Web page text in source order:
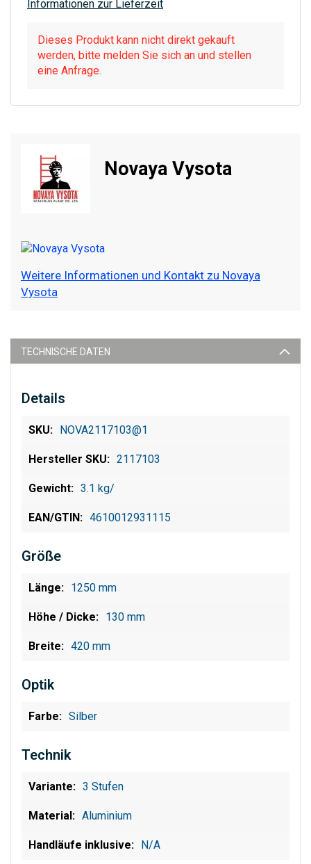
Informationen zur Lieferzeit
Dieses Produkt kann nicht direkt gekauft
werden, bitte melden Sie sich an und stellen
eine Anfrage.
Novaya Vysota
Weitere Informationen und Kontakt zu Novaya
Vysota
TECHNISCHE DATEN
Details
NOVA2117103@1
2117103
3.1 kg/
4610012931115
Größe
1250 mm
130 mm
420 mm
Optik
Silber
Technik
3 Stufen
Aluminium
N/A